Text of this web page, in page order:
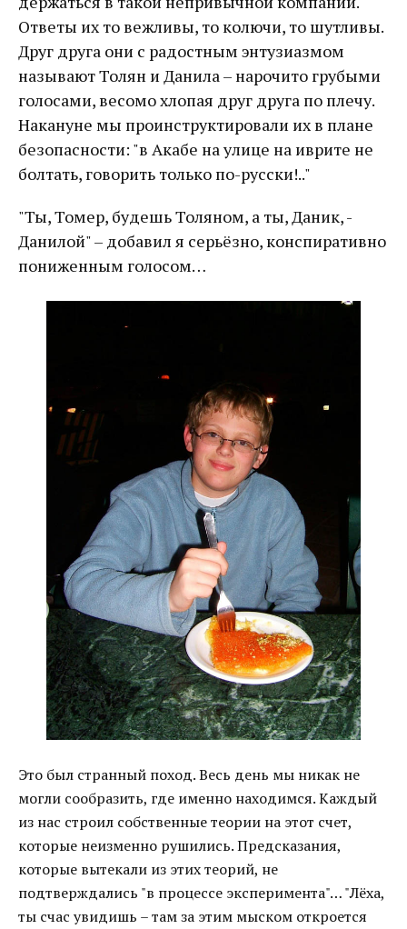
Ответы их то вежливы, то колючи, то шутливы.
Друг друга они с радостным энтузиазмом
называют Толян и Данила – нарочито грубыми
голосами, весомо хлопая друг друга по плечу.
Накануне мы проинструктировали их в плане
безопасности: "в Акабе на улице на иврите не
болтать, говорить только по-русски!.."
"Ты, Томер, будешь Толяном, а ты, Даник, -
Данилой" – добавил я серьёзно, конспиративно
пониженным голосом…
Это был странный поход. Весь день мы никак не
могли сообразить, где именно находимся. Каждый
из нас строил собственные теории на этот счет,
которые неизменно рушились. Предсказания,
которые вытекали из этих теорий, не
подтверждались "в процессе эксперимента"… "Лёха,
ты счас увидишь – там за этим мыском откроется